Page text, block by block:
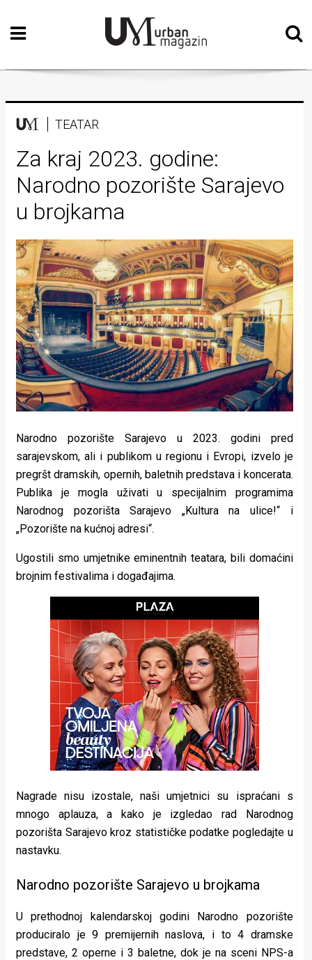
Početna
Vizualne
Teatar
Književnost
Muzika
Film
Intervju
Kolumne
Kultura
Lifestyle
Beauty
Fashion
Zdravlje
Za
stolom
Život
pokretu
Ideje
Aktivizam
Aktuelnosti
About
Urban
TEATAR
Za kraj 2023. godine:
Narodno pozorište Sarajevo
u brojkama
Narodno pozorište Sarajevo u 2023. godini pred
sarajevskom, ali i publikom u regionu i Evropi, izvelo je
pregršt dramskih, opernih, baletnih predstava i koncerata.
Publika je mogla uživati u specijalnim programima
Narodnog pozorišta Sarajevo „Kultura na ulice!“ i
„Pozorište na kućnoj adresi“.
Ugostili smo umjetnike eminentnih teatara, bili domaćini
brojnim festivalima i događajima.
Nagrade nisu izostale, naši umjetnici su ispraćani s
mnogo aplauza, a kako je izgledao rad Narodnog
pozorišta Sarajevo kroz statističke podatke pogledajte u
nastavku.
Narodno pozorište Sarajevo u brojkama
U prethodnoj kalendarskoj godini Narodno pozorište
produciralo je 9 premijernih naslova, i to 4 dramske
predstave, 2 operne i 3 baletne, dok je na sceni NPS-a